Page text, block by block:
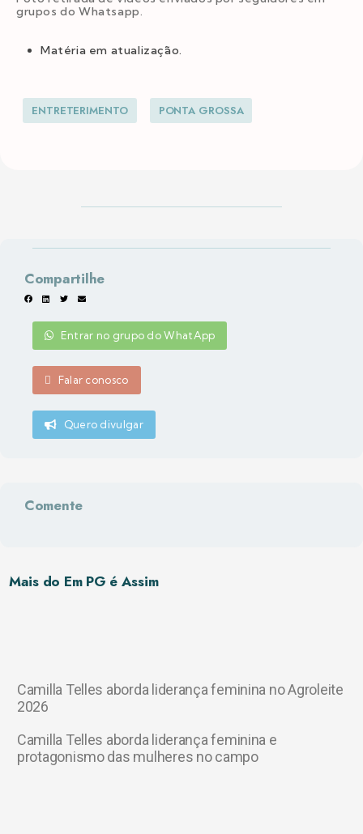
grupos do Whatsapp.
Matéria em atualização.
ENTRETERIMENTO PONTA GROSSA
Compartilhe
Entrar no grupo do WhatApp
Falar conosco
Quero divulgar
Comente
Mais do Em PG é Assim
Camilla Telles aborda liderança feminina no Agroleite
2026
Camilla Telles aborda liderança feminina e
protagonismo das mulheres no campo